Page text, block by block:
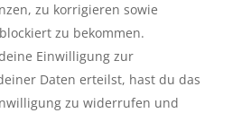
zu korrigieren sowie
zu bekommen.
Einwilligung zur
Daten erteilst, hast du das
zu widerrufen und